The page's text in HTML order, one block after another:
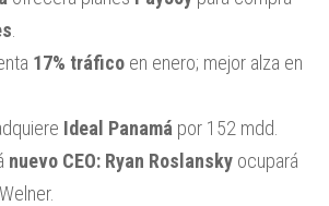
17% tráficoen enero; mejor alza en
Ideal Panamá por 152 mdd.
nuevo CEO: Ryan Roslanskyocupará